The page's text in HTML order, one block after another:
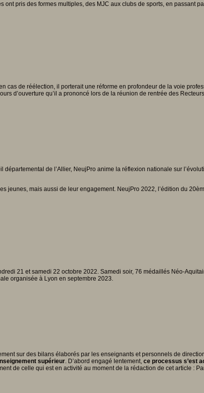
pris des formes multiples, des MJC aux clubs de sports, en passant
cas de réélection, il porterait une réforme en profondeur de la voie
d’ouverture qu’il a prononcé lors de la réunion de rentrée des
de l’Allier, NeujPro anime la réflexion nationale sur
jeunes, mais aussi de leur engagement. NeujPro 2022, l’édition du
21 et samedi 22 octobre 2022. Samedi soir, 76 médaillés Néo-
organisée à Lyon en septembre 2023.
sur des bilans élaborés par les enseignants et personnels de
supérieur. D’abord engagé lentement, ce processus s’est
de celle qui est en activité au moment de la rédaction de cet article :